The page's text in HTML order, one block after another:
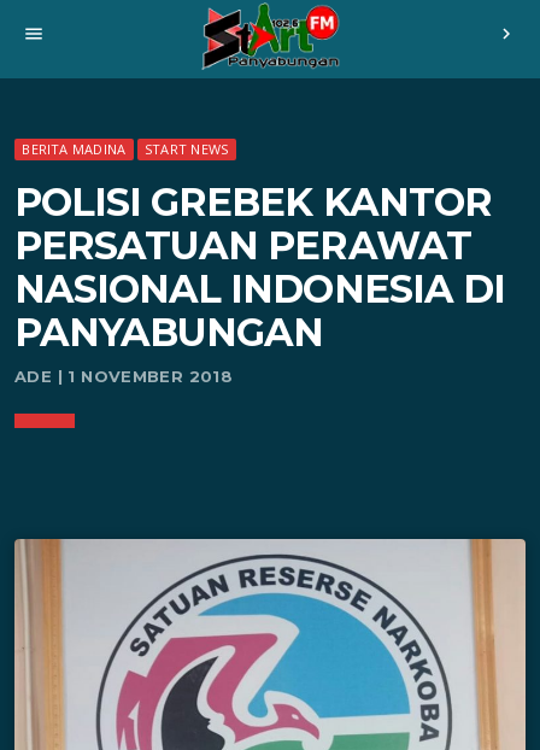
menu chevron_right
BERITA MADINA START NEWS
POLISI GREBEK KANTOR
PERSATUAN PERAWAT
NASIONAL INDONESIA DI
PANYABUNGAN
ADE | 1 NOVEMBER 2018